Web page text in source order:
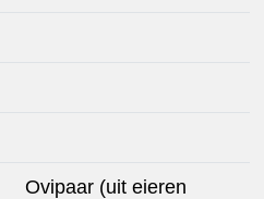
Ovipaar (uit eieren